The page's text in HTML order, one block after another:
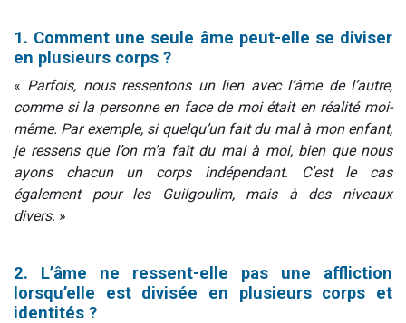
1. Comment une seule âme peut-elle se diviser
en plusieurs corps ?
« Parfois, nous ressentons un lien avec l’âme de l’autre,
comme si la personne en face de moi était en réalité moi-
même. Par exemple, si quelqu’un fait du mal à mon enfant,
je ressens que l’on m’a fait du mal à moi, bien que nous
ayons chacun un corps indépendant. C’est le cas
également pour les Guilgoulim, mais à des niveaux
divers. »
2. L’âme ne ressent-elle pas une affliction
lorsqu’elle est divisée en plusieurs corps et
identités ?